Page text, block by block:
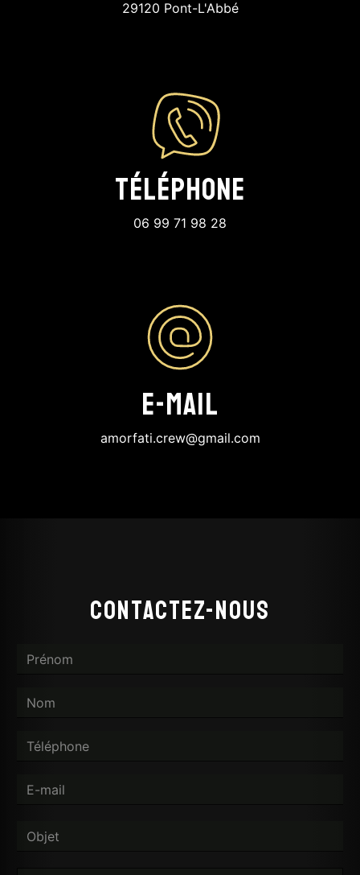
29120 Pont-L'Abbé
Téléphone
06 99 71 98 28
E-mail
amorfati.crew@gmail.com
Contactez-nous